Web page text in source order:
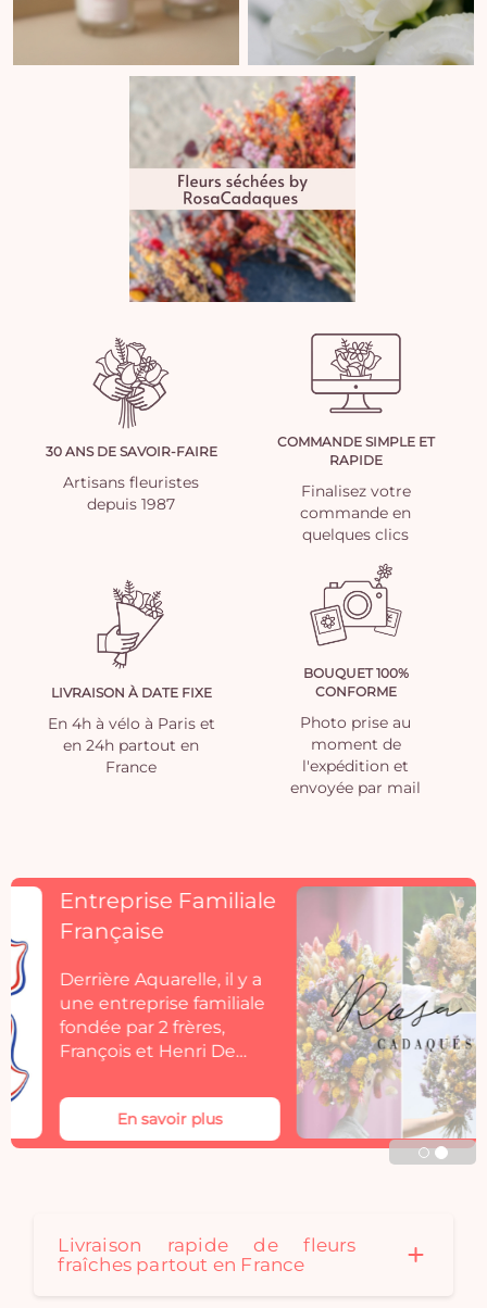
30 ANS DE SAVOIR-FAIRE
Artisans fleuristes
depuis 1987
COMMANDE SIMPLE ET
RAPIDE
Finalisez votre
commande en
quelques clics
LIVRAISON À DATE FIXE
En 4h à vélo à Paris et
en 24h partout en
France
BOUQUET 100%
CONFORME
Photo prise au
moment de
l'expédition et
envoyée par mail
Découvrez
Rosacadaques
Découvrez la collection
de fleurs séchées
Aquarelle by
Rosacadaques.
Les bouquets de fleurs
séchées Rosa Cadaqués
s'invitent dans votre
décoration. Rosa
Cadaques créé au fil des
pour convenir à tous les
styles de décoration. Un
En savoir plus
Livraison rapide de fleurs
fraîches partout en France